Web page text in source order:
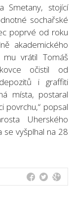
Smetany, stojící
sochařské
poprvé od roku
akademického
mu vrátil Tomáš
očistil od
i graffiti
místa, postaral
povrchu,“ popsal
Uherského
se vyšplhal na 28